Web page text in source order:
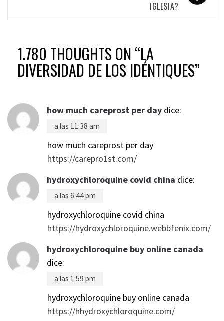
IGLESIA?
1.780 THOUGHTS ON “LA
DIVERSIDAD DE LOS IDÉNTIQUES”
how much careprost per day dice:
a las 11:38 am
how much careprost per day
https://carepro1st.com/
hydroxychloroquine covid china dice:
a las 6:44 pm
hydroxychloroquine covid china
https://hydroxychloroquine.webbfenix.com/
hydroxychloroquine buy online canada
dice:
a las 1:59 pm
hydroxychloroquine buy online canada
https://hhydroxychloroquine.com/